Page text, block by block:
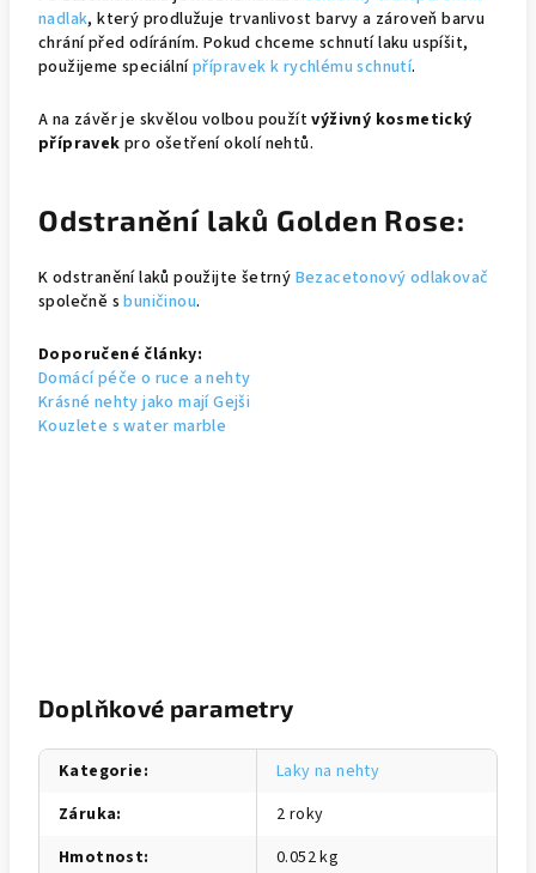
nadlak, který prodlužuje trvanlivost barvy a zároveň barvu
chrání před odíráním. Pokud chceme schnutí laku uspíšit,
použijeme speciálnípřípravek k rychlému schnutí.
A na závěr je skvělou volbou použítvýživný kosmetický
přípravekpro ošetření okolí nehtů.
Odstranění laků Golden Rose:
K odstranění laků použijte šetrný Bezacetonový odlakovač
společně sbuničinou.
Doporučené články:
Domácí péče o ruce a nehty
Krásné nehty jako mají Gejši
Kouzlete s water marble
Doplňkové parametry
Kategorie:
Laky na nehty
Záruka:
2 roky
Hmotnost: 0.052 kg